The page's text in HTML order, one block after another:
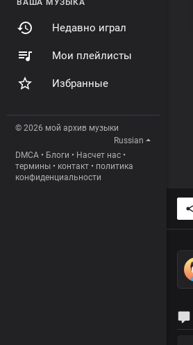
ВАША МУЗЫКА
Недавно играл
Мои плейлисты
Избранные
© 2026 мой архив музыки
Russian
DMCA • Блоги • Насчет нас •
термины • контакт • политика
конфиденциальности